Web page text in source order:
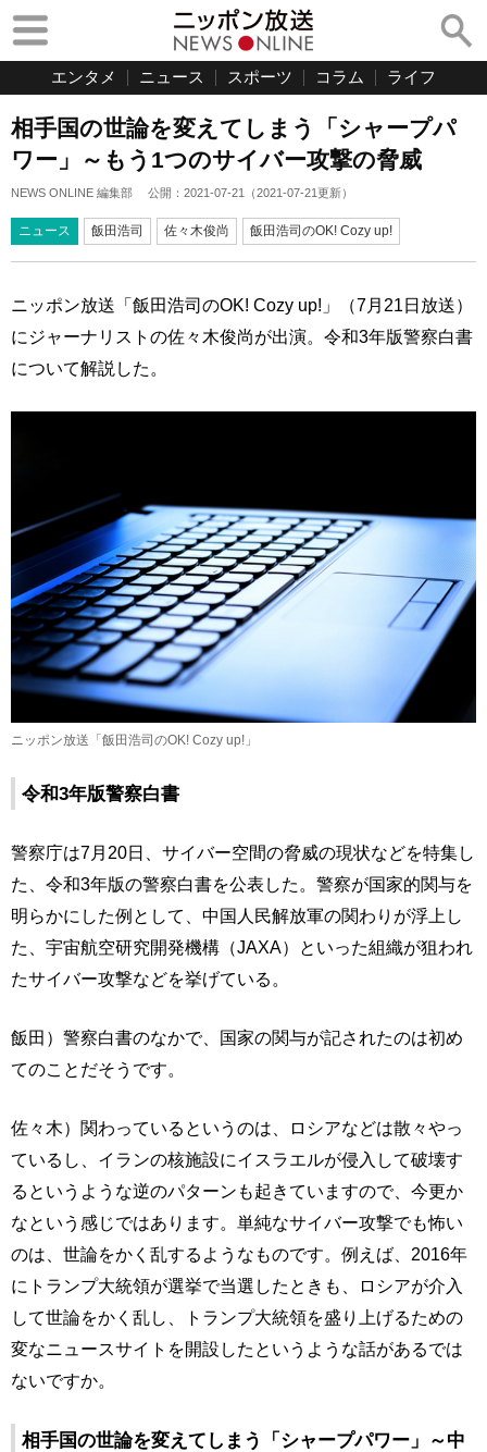
エンタメ ニュース スポーツ コラム ライフ
相手国の世論を変えてしまう「シャープパ
ワー」～もう1つのサイバー攻撃の脅威
NEWS ONLINE 編集部 公開： 2021-07-21 （2021-07-21更新）
ニュース 飯田浩司 佐々木俊尚 飯田浩司のOK! Cozy up!
ニッポン放送「飯田浩司のOK! Cozy up!」（7月21日放送）
にジャーナリストの佐々木俊尚が出演。令和3年版警察白書
について解説した。
ニッポン放送「飯田浩司のOK! Cozy up!」
令和3年版警察白書
警察庁は7月20日、サイバー空間の脅威の現状などを特集し
た、令和3年版の警察白書を公表した。警察が国家的関与を
明らかにした例として、中国人民解放軍の関わりが浮上し
た、宇宙航空研究開発機構（JAXA）といった組織が狙われ
たサイバー攻撃などを挙げている。
飯田）警察白書のなかで、国家の関与が記されたのは初め
てのことだそうです。
佐々木）関わっているというのは、ロシアなどは散々やっ
ているし、イランの核施設にイスラエルが侵入して破壊す
るというような逆のパターンも起きていますので、今更か
なという感じではあります。単純なサイバー攻撃でも怖い
のは、世論をかく乱するようなものです。例えば、2016年
にトランプ大統領が選挙で当選したときも、ロシアが介入
して世論をかく乱し、トランプ大統領を盛り上げるための
変なニュースサイトを開設したというような話があるでは
ないですか。
相手国の世論を変えてしまう「シャープパワー」～中